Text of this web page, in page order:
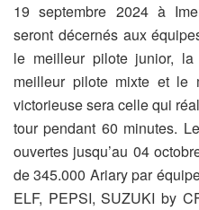
19 septembre 2024 à
seront décernés aux
le meilleur pilote junior,
meilleur pilote mixte et le
victorieuse sera celle qui
tour pendant 60 minutes.
ouvertes jusqu’au 04
de 345.000 Ariary par
ELF, PEPSI, SUZUKI by